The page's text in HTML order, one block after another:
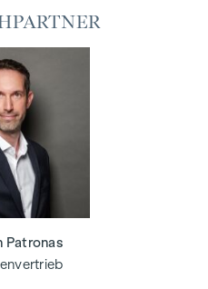
Patronas